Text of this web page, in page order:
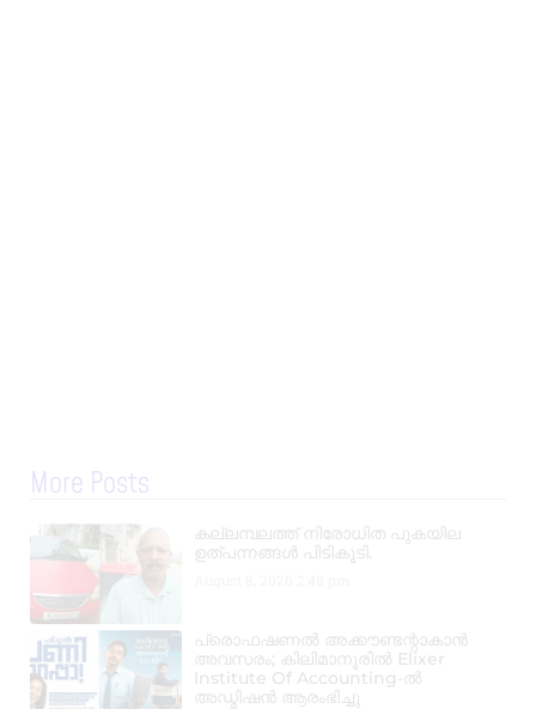
More Posts
കല്ലമ്പലത്ത് നിരോധിത പുകയില
ഉത്പന്നങ്ങൾ പിടികൂടി.
പ്രൊഫഷണൽ അക്കൗണ്ടന്റാകാൻ
അവസരം; കിലിമാനൂരിൽ Elixer
Institute Of Accounting-ൽ
അഡ്മിഷൻ ആരംഭിച്ചു